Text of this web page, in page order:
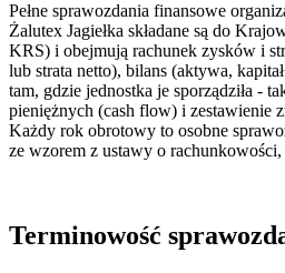
Pełne sprawozdania finansowe
Żalutex Jagiełka składane są do
KRS) i obejmują rachunek zysków i
lub strata netto), bilans (aktywa,
tam, gdzie jednostka je sporządziła -
pieniężnych (cash flow) i zestawienie
Każdy rok obrotowy to osobne
ze wzorem z ustawy o
Terminowość